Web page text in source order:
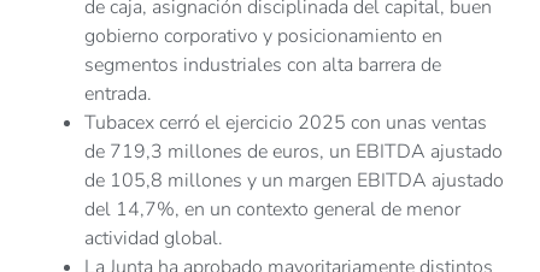
de caja, asignación disciplinada del capital, buen
gobierno corporativo y posicionamiento en
segmentos industriales con alta barrera de
entrada.
Tubacex cerró el ejercicio 2025 con unas ventas
de 719,3 millones de euros, un EBITDA ajustado
de 105,8 millones y un margen EBITDA ajustado
del 14,7%, en un contexto general de menor
actividad global.